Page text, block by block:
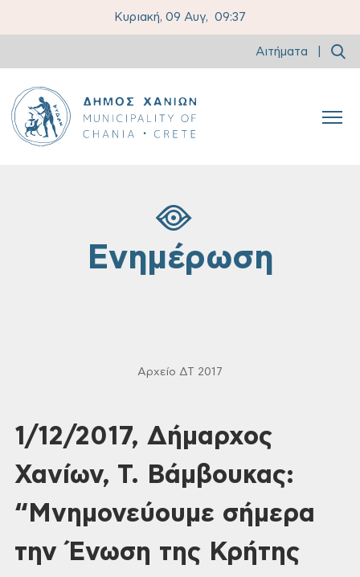
Κυριακή, 09 Αυγ, 09:37
Αιτήματα
Ενημέρωση
Αρχείο ΔΤ 2017
1/12/2017, Δήμαρχος
Χανίων, Τ. Βάμβουκας:
“Μνημονεύουμε σήμερα
την Ένωση της Κρήτης